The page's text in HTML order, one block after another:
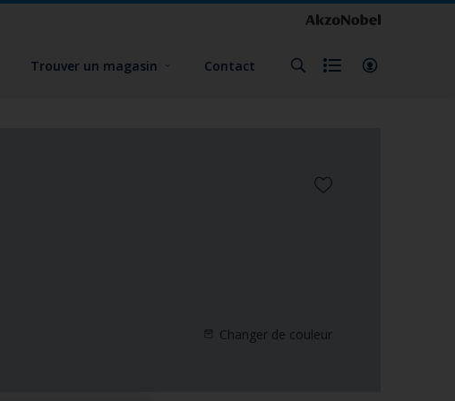
Trouver un magasin Contact
Changer de couleur